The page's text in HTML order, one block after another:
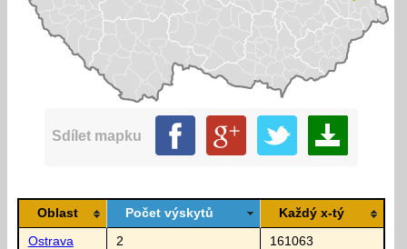
Sdílet mapku
Oblast Počet výskytů Každý x-tý
Ostrava 2 161063